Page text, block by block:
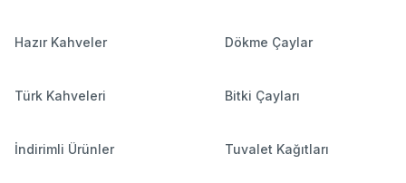
Hazır Kahveler Dökme Çaylar
Türk Kahveleri Bitki Çayları
İndirimli Ürünler Tuvalet Kağıtları